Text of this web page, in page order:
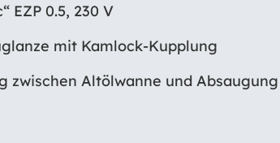
EZP 0.5, 230 V
mit Kamlock-Kupplung
zwischen Altölwanne und